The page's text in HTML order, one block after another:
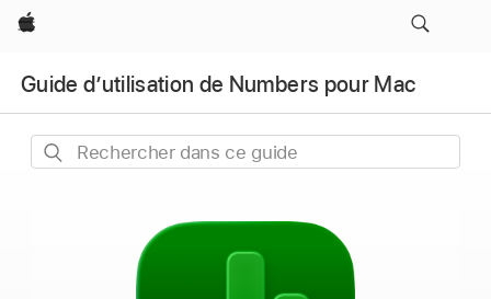
Apple
Guide d’utilisation de Numbers pour Mac
Rechercher